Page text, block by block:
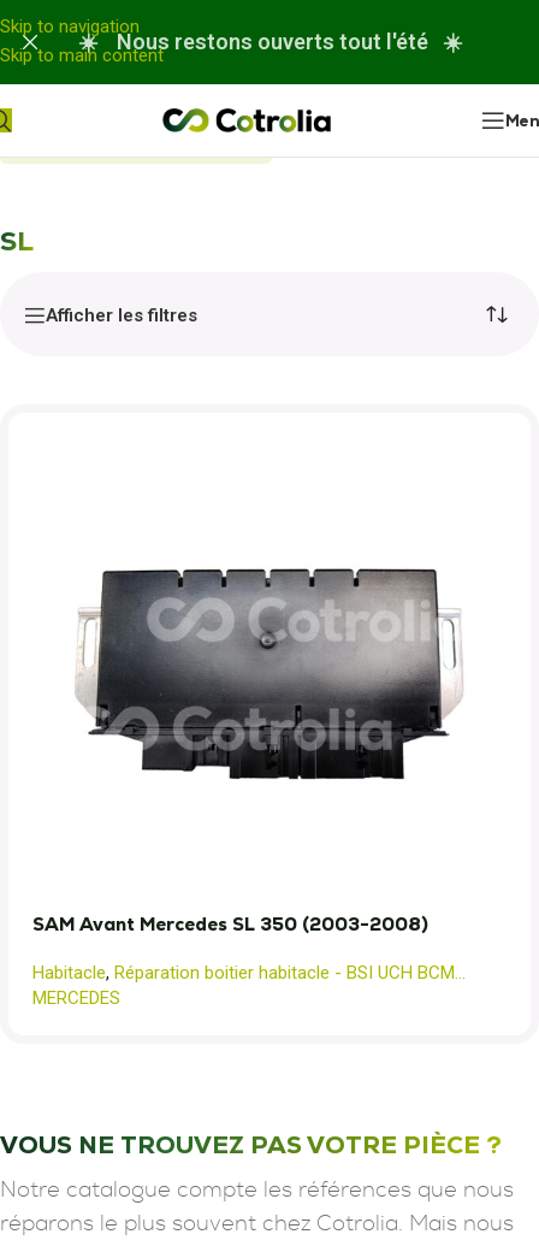
Panneau de gestion des cookies
Skip to navigation
Skip to main content
☀️ Nous restons ouverts tout l'été ☀️
SL
Afficher les filtres
SAM Avant Mercedes SL 350 (2003-2008)
Habitacle, Réparation boitier habitacle - BSI UCH BCM...
MERCEDES
VOUS NE TROUVEZ PAS VOTRE PIÈCE ?
Notre catalogue compte les références que nous
réparons le plus souvent chez Cotrolia. Mais nous